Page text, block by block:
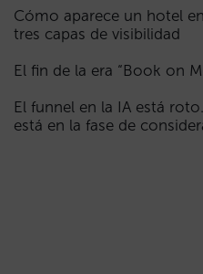
Cómo aparece un hotel
tres capas de visibilidad
El fin de la era “Book on
El funnel en la IA está
está en la fase de